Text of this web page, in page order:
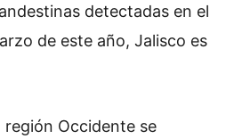
detectadas en el
de este año, Jalisco es
región Occidente se